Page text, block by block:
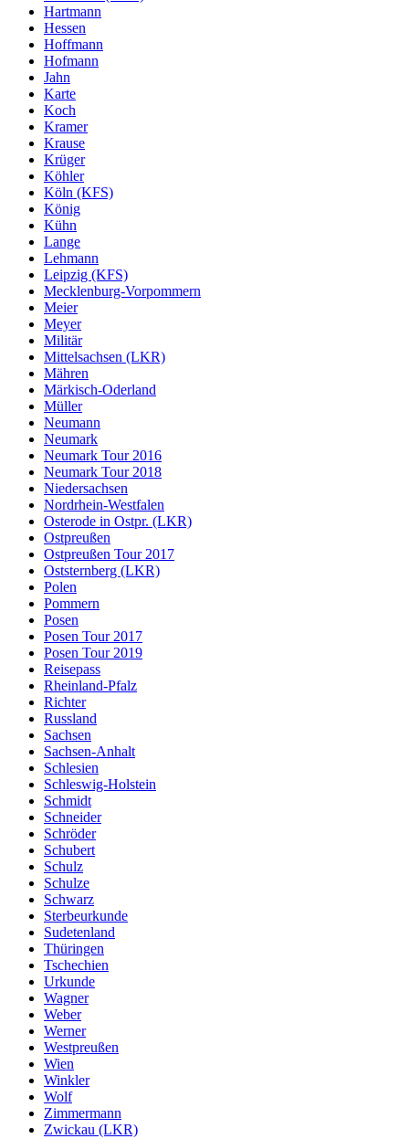
Hartmann
Hessen
Hoffmann
Hofmann
Jahn
Karte
Koch
Kramer
Krause
Krüger
Köhler
Köln (KFS)
König
Kühn
Lange
Lehmann
Leipzig (KFS)
Mecklenburg-Vorpommern
Meier
Meyer
Militär
Mittelsachsen (LKR)
Mähren
Märkisch-Oderland
Müller
Neumann
Neumark
Neumark Tour 2016
Neumark Tour 2018
Niedersachsen
Nordrhein-Westfalen
Osterode in Ostpr. (LKR)
Ostpreußen
Ostpreußen Tour 2017
Oststernberg (LKR)
Polen
Pommern
Posen
Posen Tour 2017
Posen Tour 2019
Reisepass
Rheinland-Pfalz
Richter
Russland
Sachsen
Sachsen-Anhalt
Schlesien
Schleswig-Holstein
Schmidt
Schneider
Schröder
Schubert
Schulz
Schulze
Schwarz
Sterbeurkunde
Sudetenland
Thüringen
Tschechien
Urkunde
Wagner
Weber
Werner
Westpreußen
Wien
Winkler
Wolf
Zimmermann
Zwickau (LKR)